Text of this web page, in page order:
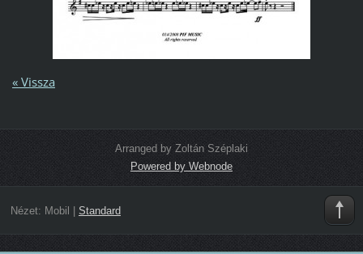
« Vissza
Arranged by Zoltán Széplaki
Powered by Webnode
Nézet: Mobil Standard